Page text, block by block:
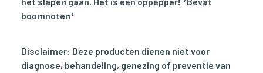
boomnoten*
Disclaimer: Deze producten dienen niet voor
diagnose, behandeling, genezing of preventie van